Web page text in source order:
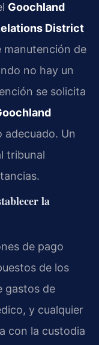
Goochland
District
manutención de
no hay un
se solicita
adecuado. Un
tribunal
la
de pago
de los
gastos de
y cualquier
con la custodia